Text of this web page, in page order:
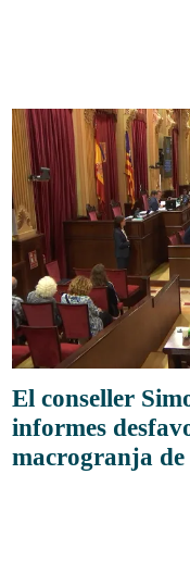
El conseller
informes
macrogranja de